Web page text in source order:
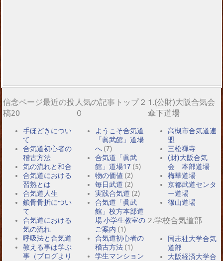
信念ページ最近の投
稿20
手ほどきについ
て
合気道初心者の
稽古方法
気の流れと和合
合気道における
習熟とは
合気道人生
鎖骨骨折につい
て
合気道における
気の流れ
呼吸法と合気道
教える事は学ぶ
事（ブログより
人気の記事トップ２
０
ようこそ合気道
「眞武館」道場
へ (7)
合気道「眞武
館」道場17 (5)
物の価値 (2)
毎日武道 (2)
実践合気道 (2)
合気道「眞武
館」枚方本部道
場 小学生教室の
ご案内 (1)
合気道初心者の
稽古方法 (1)
学生マンション
1.(公財)大阪合気会
傘下道場
高槻市合気道連
盟
三松禪寺
(財)大阪合気
会 本部道場
梅華道場
京都武道センタ
ー道場
篠山道場
2.学校合気道部
同志社大学合気
道部
大阪経済大学合